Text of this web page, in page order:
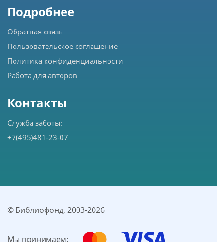
Подробнее
Обратная связь
Пользовательское соглашение
Политика конфиденциальности
Работа для авторов
Контакты
Служба заботы:
+7(495)481-23-07
© Библиофонд, 2003-2026
Мы принимаем: